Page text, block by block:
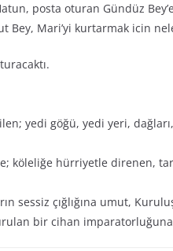
posta oturan Gündüz
Bey, Mari’yi kurtarmak icin
yedi göğü, yedi yeri,
köleliğe hürriyetle direnen,
sessiz çığlığına umut,
bir cihan